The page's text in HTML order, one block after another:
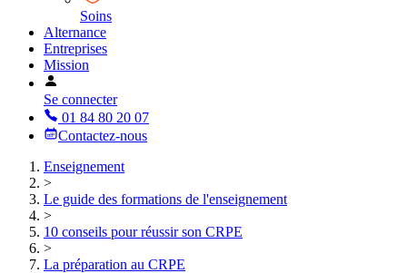
Soins
Alternance
Entreprises
Mission
Se connecter
01 84 80 20 07
Contactez-nous
Enseignement
>
Le guide des formations de l'enseignement
>
10 conseils pour réussir son CRPE
>
La préparation au CRPE